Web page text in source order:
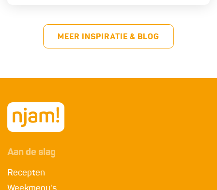
MEER INSPIRATIE & BLOG
Aan de slag
Recepten